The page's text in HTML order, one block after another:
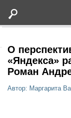
Статьи
О
«Яндекса»
Роман
Автор: Маргарита